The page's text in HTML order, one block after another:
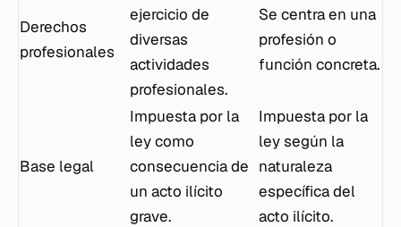
Derechos
profesionales
ejercicio de
diversas
actividades
profesionales.
Se centra en una
profesión o
función concreta.
Base legal
Impuesta por la
ley como
consecuencia de
un acto ilícito
grave.
Impuesta por la
ley según la
naturaleza
específica del
acto ilícito.